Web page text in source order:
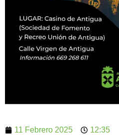
11 Febrero 2025 12:35